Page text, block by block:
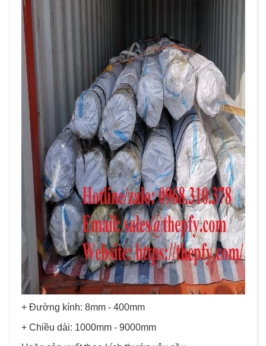
+ Đường kính: 8mm - 400mm
+ Chiều dài: 1000mm - 9000mm